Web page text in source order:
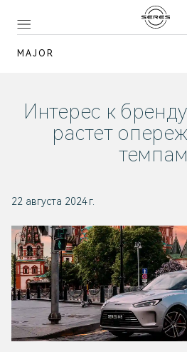
MAJOR
Интерес к бренду
растет
22 августа 2024 г.